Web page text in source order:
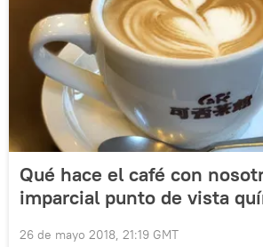
Qué hace el café con
imparcial punto de vista
26 de mayo 2018, 21:19 GMT